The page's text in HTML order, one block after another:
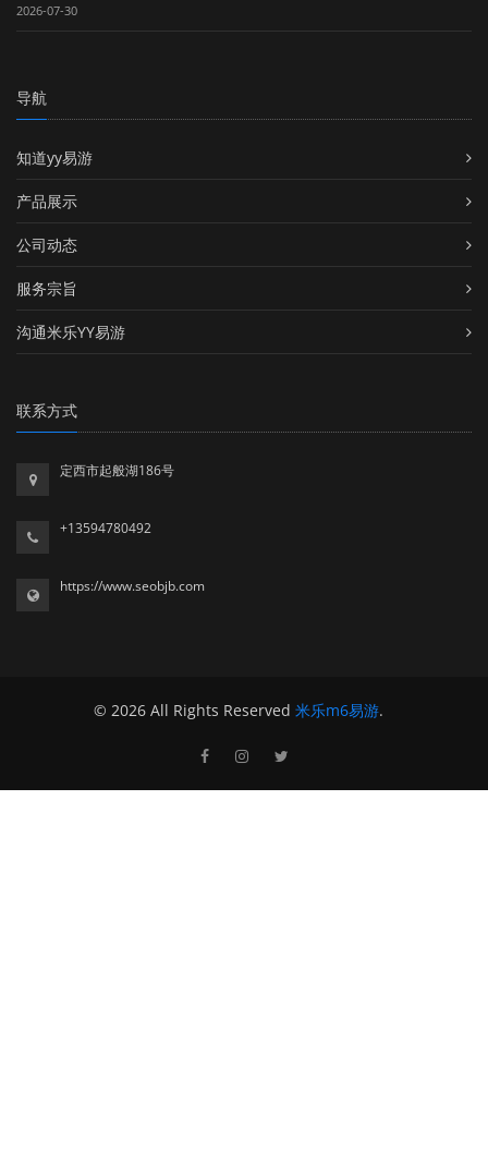
2026-07-30
导航
知道yy易游
产品展示
公司动态
服务宗旨
沟通米乐YY易游
联系方式
定西市起般湖186号
+13594780492
https://www.seobjb.com
© 2026 All Rights Reserved 米乐m6易游.